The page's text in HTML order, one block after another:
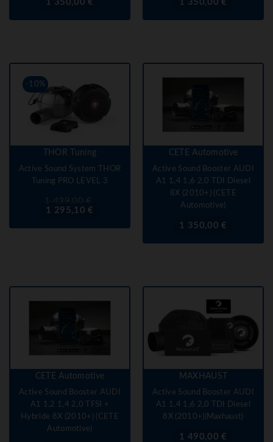
1 350,00 € 1 350,00 €
-10%
THOR Tuning
Active Sound System THOR
Tuning PRO LEVEL 3
Prix
de
base
1 439,00 €
1 295,10 €
CETE Automotive
Active Sound Booster AUDI
A1 1,4 1,6 2,0 TDI Diesel
8X (2010+) (CETE
Automotive)
Prix1 350,00 €
CETE Automotive
Active Sound Booster AUDI
A1 1,2 1,4 2,0 TFSI +
Hybride 8X (2010+) (CETE
Automotive)
MAXHAUST
Active Sound Booster AUDI
A1 1,4 1,6 2,0 TDI Diesel
8X (2010+)(Maxhaust)
Prix1 490,00 €